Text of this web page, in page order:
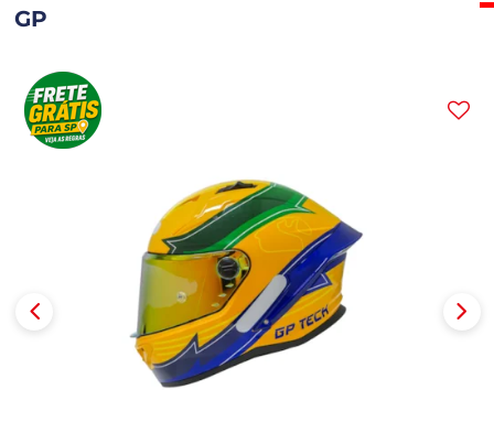
GP